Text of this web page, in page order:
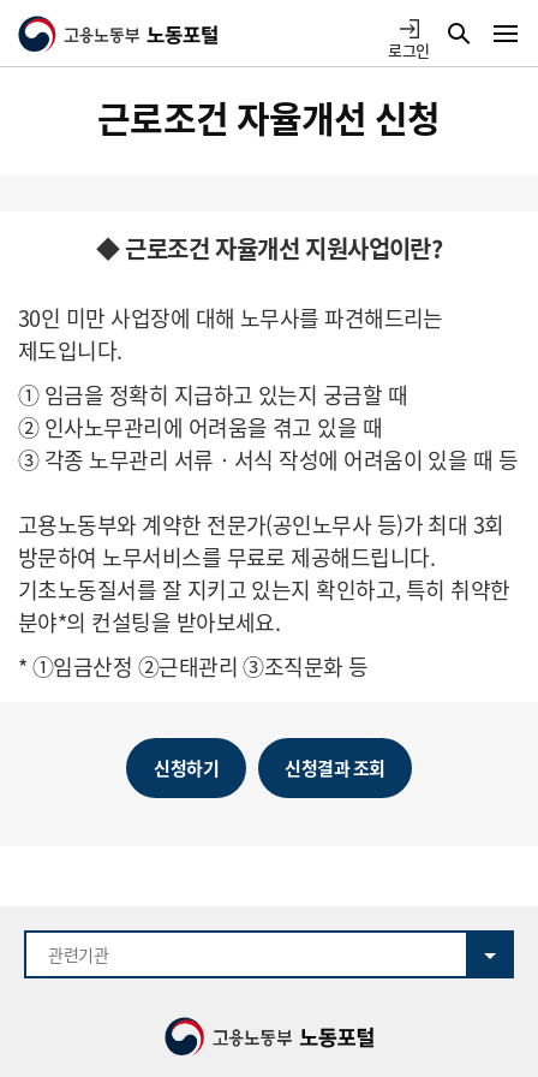
바로가기
메뉴
고용노동부
노동포털
로그인 검색
근로조건 자율개선 신청
◆ 근로조건 자율개선 지원사업이란?
30인 미만 사업장에 대해 노무사를 파견해드리는
제도입니다.
① 임금을 정확히 지급하고 있는지 궁금할 때
② 인사노무관리에 어려움을 겪고 있을 때
③ 각종 노무관리 서류‧서식 작성에 어려움이 있을 때 등
고용노동부와 계약한 전문가(공인노무사 등)가 최대 3회
방문하여 노무서비스를 무료로 제공해드립니다.
기초노동질서를 잘 지키고 있는지 확인하고, 특히 취약한
분야*의 컨설팅을 받아보세요.
* ①임금산정 ②근태관리 ③조직문화 등
신청하기 신청결과 조회
고용노동부
노동포털
관련기관